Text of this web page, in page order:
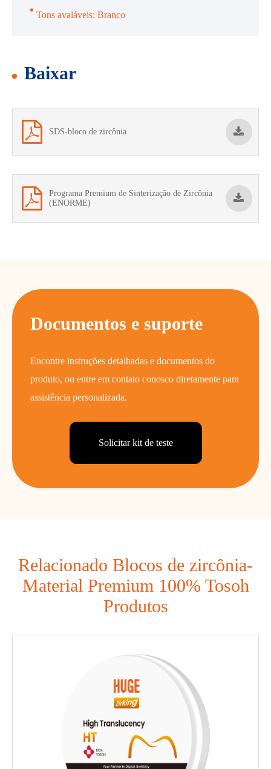
Tons avaláveis: Branco
Baixar
SDS-bloco de zircônia
Programa Premium de Sinterização de Zircônia
(ENORME)
Documentos e suporte
Encontre instruções detalhadas e documentos do
produto, ou entre em contato conosco diretamente para
assistência personalizada.
Solicitar kit de teste
Relacionado Blocos de zircônia-
Material Premium 100% Tosoh
Produtos